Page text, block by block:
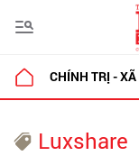
CHÍNH TRỊ - XÃ
Luxshare